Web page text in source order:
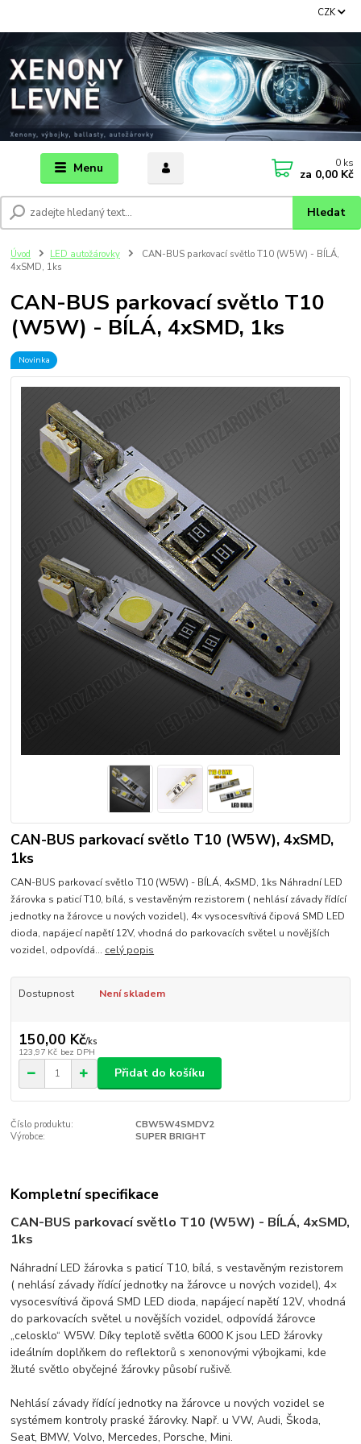
Menu
CZK
Hledat
0 ks
za 0,00 Kč
Úvod LED autožárovky
CAN-BUS parkovací světlo T10 (W5W) - BÍLÁ,
4xSMD, 1ks
CAN-BUS parkovací světlo T10
(W5W) - BÍLÁ, 4xSMD, 1ks
Novinka
CAN-BUS parkovací světlo T10 (W5W), 4xSMD,
1ks
CAN-BUS parkovací světlo T10 (W5W) - BÍLÁ, 4xSMD, 1ks Náhradní LED
žárovka s paticí T10, bílá, s vestavěným rezistorem ( nehlásí závady řídící
jednotky na žárovce u nových vozidel), 4× vysocesvítivá čipová SMD LED
dioda, napájecí napětí 12V, vhodná do parkovacích světel u novějších
vozidel, odpovídá... celý popis
Dostupnost Není skladem
150,00 Kč/ks
123,97 Kč bez DPH
Přidat do košíku
Číslo produktu:
CBW5W4SMDV2
Výrobce:
SUPER BRIGHT
Kompletní specifikace
CAN-BUS parkovací světlo T10 (W5W) - BÍLÁ, 4xSMD,
1ks
Náhradní LED žárovka s paticí T10, bílá, s vestavěným rezistorem
( nehlásí závady řídící jednotky na žárovce u nových vozidel), 4×
vysocesvítivá čipová SMD LED dioda, napájecí napětí 12V, vhodná
do parkovacích světel u novějších vozidel, odpovídá žárovce
„celosklo“ W5W. Díky teplotě světla 6000 K jsou LED žárovky
ideálním doplňkem do reflektorů s xenonovými výbojkami, kde
žluté světlo obyčejné žárovky působí rušivě.
Nehlásí závady řídící jednotky na žárovce u nových vozidel se
systémem kontroly praské žárovky. Např. u VW, Audi, Škoda,
Seat, BMW, Volvo, Mercedes, Porsche, Mini.